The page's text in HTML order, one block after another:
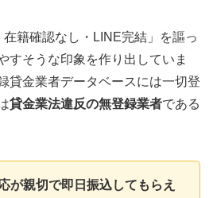
籍確認なし・LINE完結」を謳っ
すそうな印象を作り出していま
貸金業者データベースには一切登
貸金業法違反の無登録業者である
が親切で即日振込してもらえ